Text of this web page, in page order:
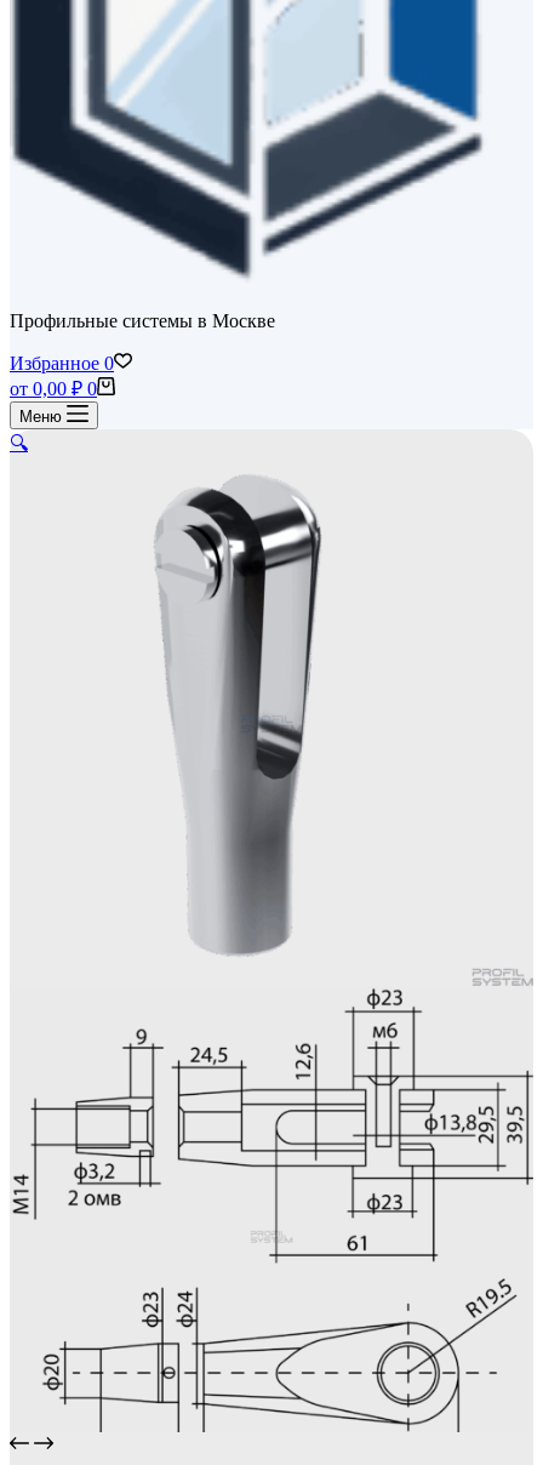
Профильные системы в Москве
Избранное 0
Корзина
от 0,00 ₽ 0
Меню
🔍